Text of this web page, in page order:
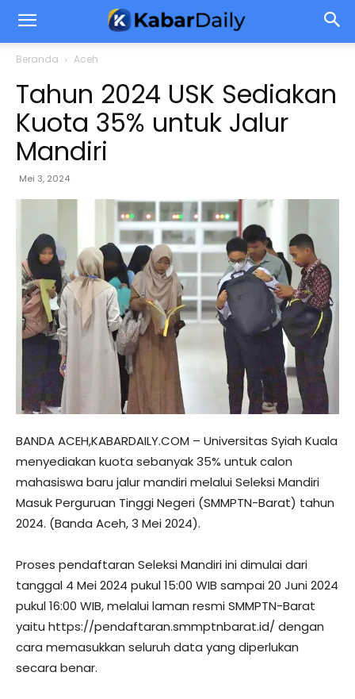
Beranda Aceh
Tahun 2024 USK Sediakan
Kuota 35% untuk Jalur
Mandiri
Mei 3, 2024
BANDA ACEH,KABARDAILY.COM – Universitas Syiah Kuala
menyediakan kuota sebanyak 35% untuk calon
mahasiswa baru jalur mandiri melalui Seleksi Mandiri
Masuk Perguruan Tinggi Negeri (SMMPTN-Barat) tahun
2024. (Banda Aceh, 3 Mei 2024).
Proses pendaftaran Seleksi Mandiri ini dimulai dari
tanggal 4 Mei 2024 pukul 15:00 WIB sampai 20 Juni 2024
pukul 16:00 WIB, melalui laman resmi SMMPTN-Barat
yaitu https://pendaftaran.smmptnbarat.id/ dengan
cara memasukkan seluruh data yang diperlukan
secara benar.